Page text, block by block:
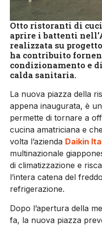
Otto ristoranti di
aprire i battenti
realizzata su
ha contribuito
condizionamento e
calda sanitaria.
La nuova piazza della
appena inaugurata, è
permette di tornare a
cucina amatriciana e
volta l’azienda Daikin
multinazionale
di climatizzazione e
l’intera catena del
refrigerazione.
Dopo l’apertura della
fa, la nuova piazza